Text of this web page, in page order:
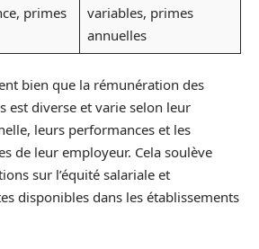
primes
variables, primes
annuelles
bien que la rémunération des
est diverse et varie selon leur
leurs performances et les
de leur employeur. Cela soulève
sur l’équité salariale et
disponibles dans les établissements